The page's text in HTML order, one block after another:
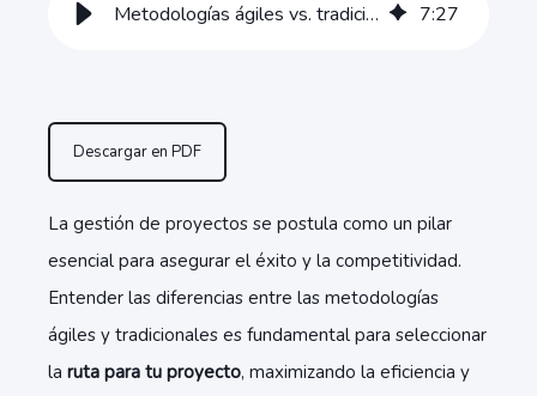
Metodologías ágiles vs. tradicionales: La mejor ruta para tu proyecto 7:27
Descargar en PDF
La gestión de proyectos se postula como un pilar
esencial para asegurar el éxito y la competitividad.
Entender las diferencias entre las metodologías
ágiles y tradicionales es fundamental para seleccionar
la ruta para tu proyecto, maximizando la eficiencia y